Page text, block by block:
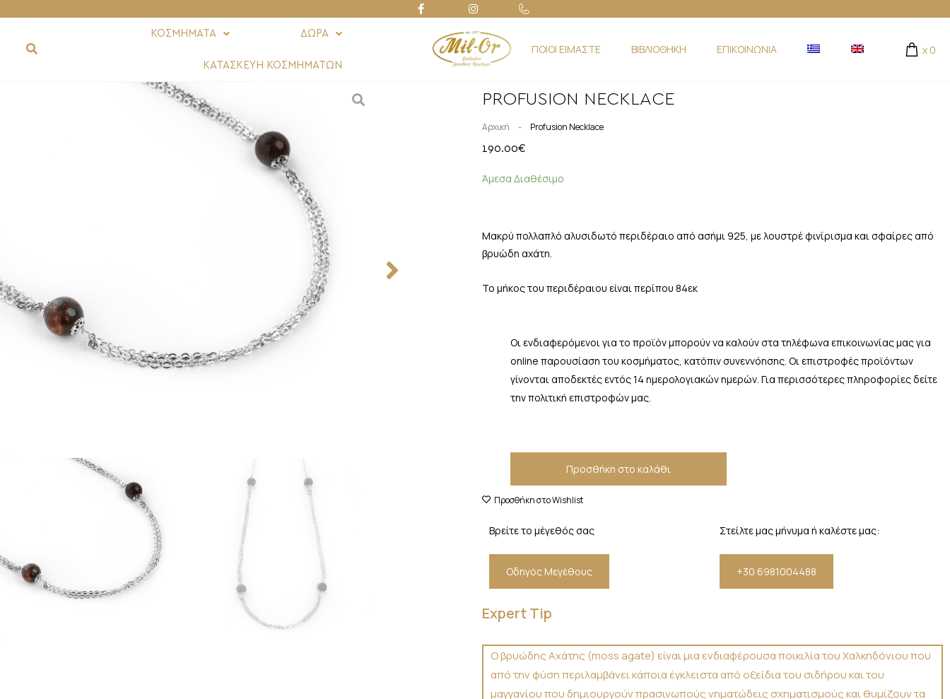
ΚΟΣΜΗΜΑΤΑ ΔΩΡΑ
ΚΑΤΑΣΚΕΥΗ ΚΟΣΜΗΜΑΤΩΝ
ΠΟΙΟΙ ΕΙΜΑΣΤΕ ΒΙΒΛΙΟΘΗΚΗ ΕΠΙΚΟΙΝΩΝΙΑ x 0
PROFUSION NECKLACE
Αρχική - Profusion Necklace
190.00€
Άμεσα Διαθέσιμο
Μακρύ πολλαπλό αλυσιδωτό περιδέραιο από ασήμι 925, με λουστρέ φινίρισμα και σφαίρες από
βρυώδη αχάτη.
Το μήκος του περιδέραιου είναι περίπου 84εκ
Οι ενδιαφερόμενοι για το προϊόν μπορούν να καλούν στα τηλέφωνα επικοινωνίας μας για
online παρουσίαση του κοσμήματος, κατόπιν συνεννόησης. Οι επιστροφές προϊόντων
γίνονται αποδεκτές εντός 14 ημερολογιακών ημερών. Για περισσότερες πληροφορίες δείτε
την πολιτική επιστροφών μας.
Προσθήκη στο καλάθι
Προσθήκη στο Wishlist
Βρείτε το μέγεθός σας
Οδηγός Μεγέθους
Στείλτε μας μήνυμα ή καλέστε μας:
+30 6981004488
Expert Tip
Ο βρυώδης Αχάτης (moss agate) είναι μια ενδιαφέρουσα ποικιλία του Χαλκηδόνιου που
από την φύση περιλαμβάνει κάποια έγκλειστα από οξείδια του σιδήρου και του
μαγγανίου που δημιουργούν πρασινωπούς νηματώδεις σχηματισμούς και θυμίζουν τα